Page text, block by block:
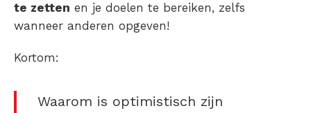
te zetten en je doelen te bereiken, zelfs
wanneer anderen opgeven!
Kortom:
Waarom is optimistisch zijn